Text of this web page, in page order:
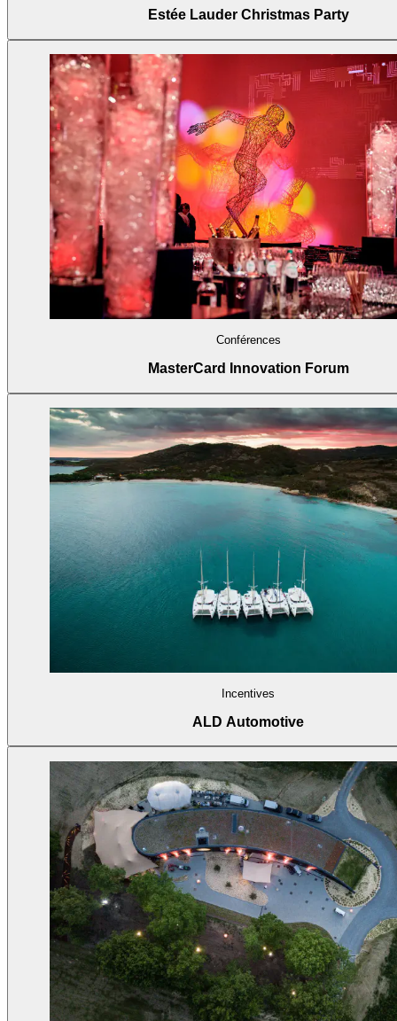
Estée Lauder Christmas Party
Conférences
MasterCard Innovation Forum
Incentives
ALD Automotive